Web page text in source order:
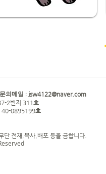
문의메일 : jsw4122@naver.com
2번지 311호
40-0895199호
단 전재,복사,배포 등을 금합니다.